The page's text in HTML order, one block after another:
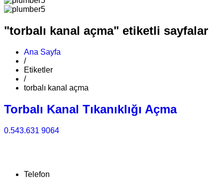
"torbalı kanal açma" etiketli sayfalar
Ana Sayfa
/
Etiketler
/
torbalı kanal açma
Torbalı Kanal Tıkanıklığı Açma
0.543.631 9064
Telefon